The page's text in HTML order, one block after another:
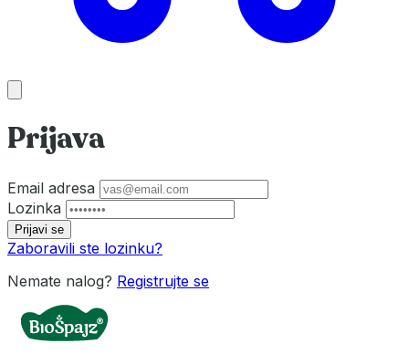
Prijava
Email adresa
Lozinka
Prijavi se
Zaboravili ste lozinku?
Nemate nalog? Registrujte se